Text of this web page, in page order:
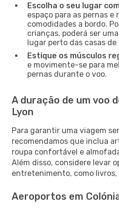
Escolha o seu lugar
espaço para as pernas e
comodidades a bordo.
crianças, poderá ser
lugar perto das casas de
Estique os músculos
e movimente-se para
pernas durante o voo.
A duração de um voo
Lyon
Para garantir uma viagem
recomendamos que inclua
roupa confortável e
Além disso, considere levar
entretenimento, como livros,
Aeroportos em